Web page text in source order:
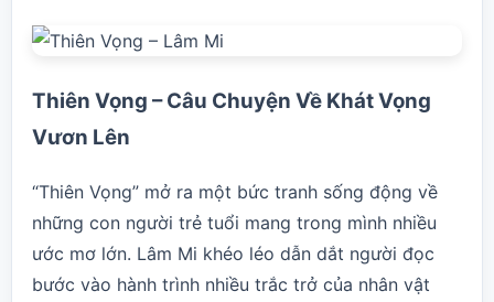
Thiên Vọng – Câu Chuyện Về Khát Vọng
Vươn Lên
“Thiên Vọng” mở ra một bức tranh sống động về
những con người trẻ tuổi mang trong mình nhiều
ước mơ lớn. Lâm Mi khéo léo dẫn dắt người đọc
bước vào hành trình nhiều trắc trở của nhân vật